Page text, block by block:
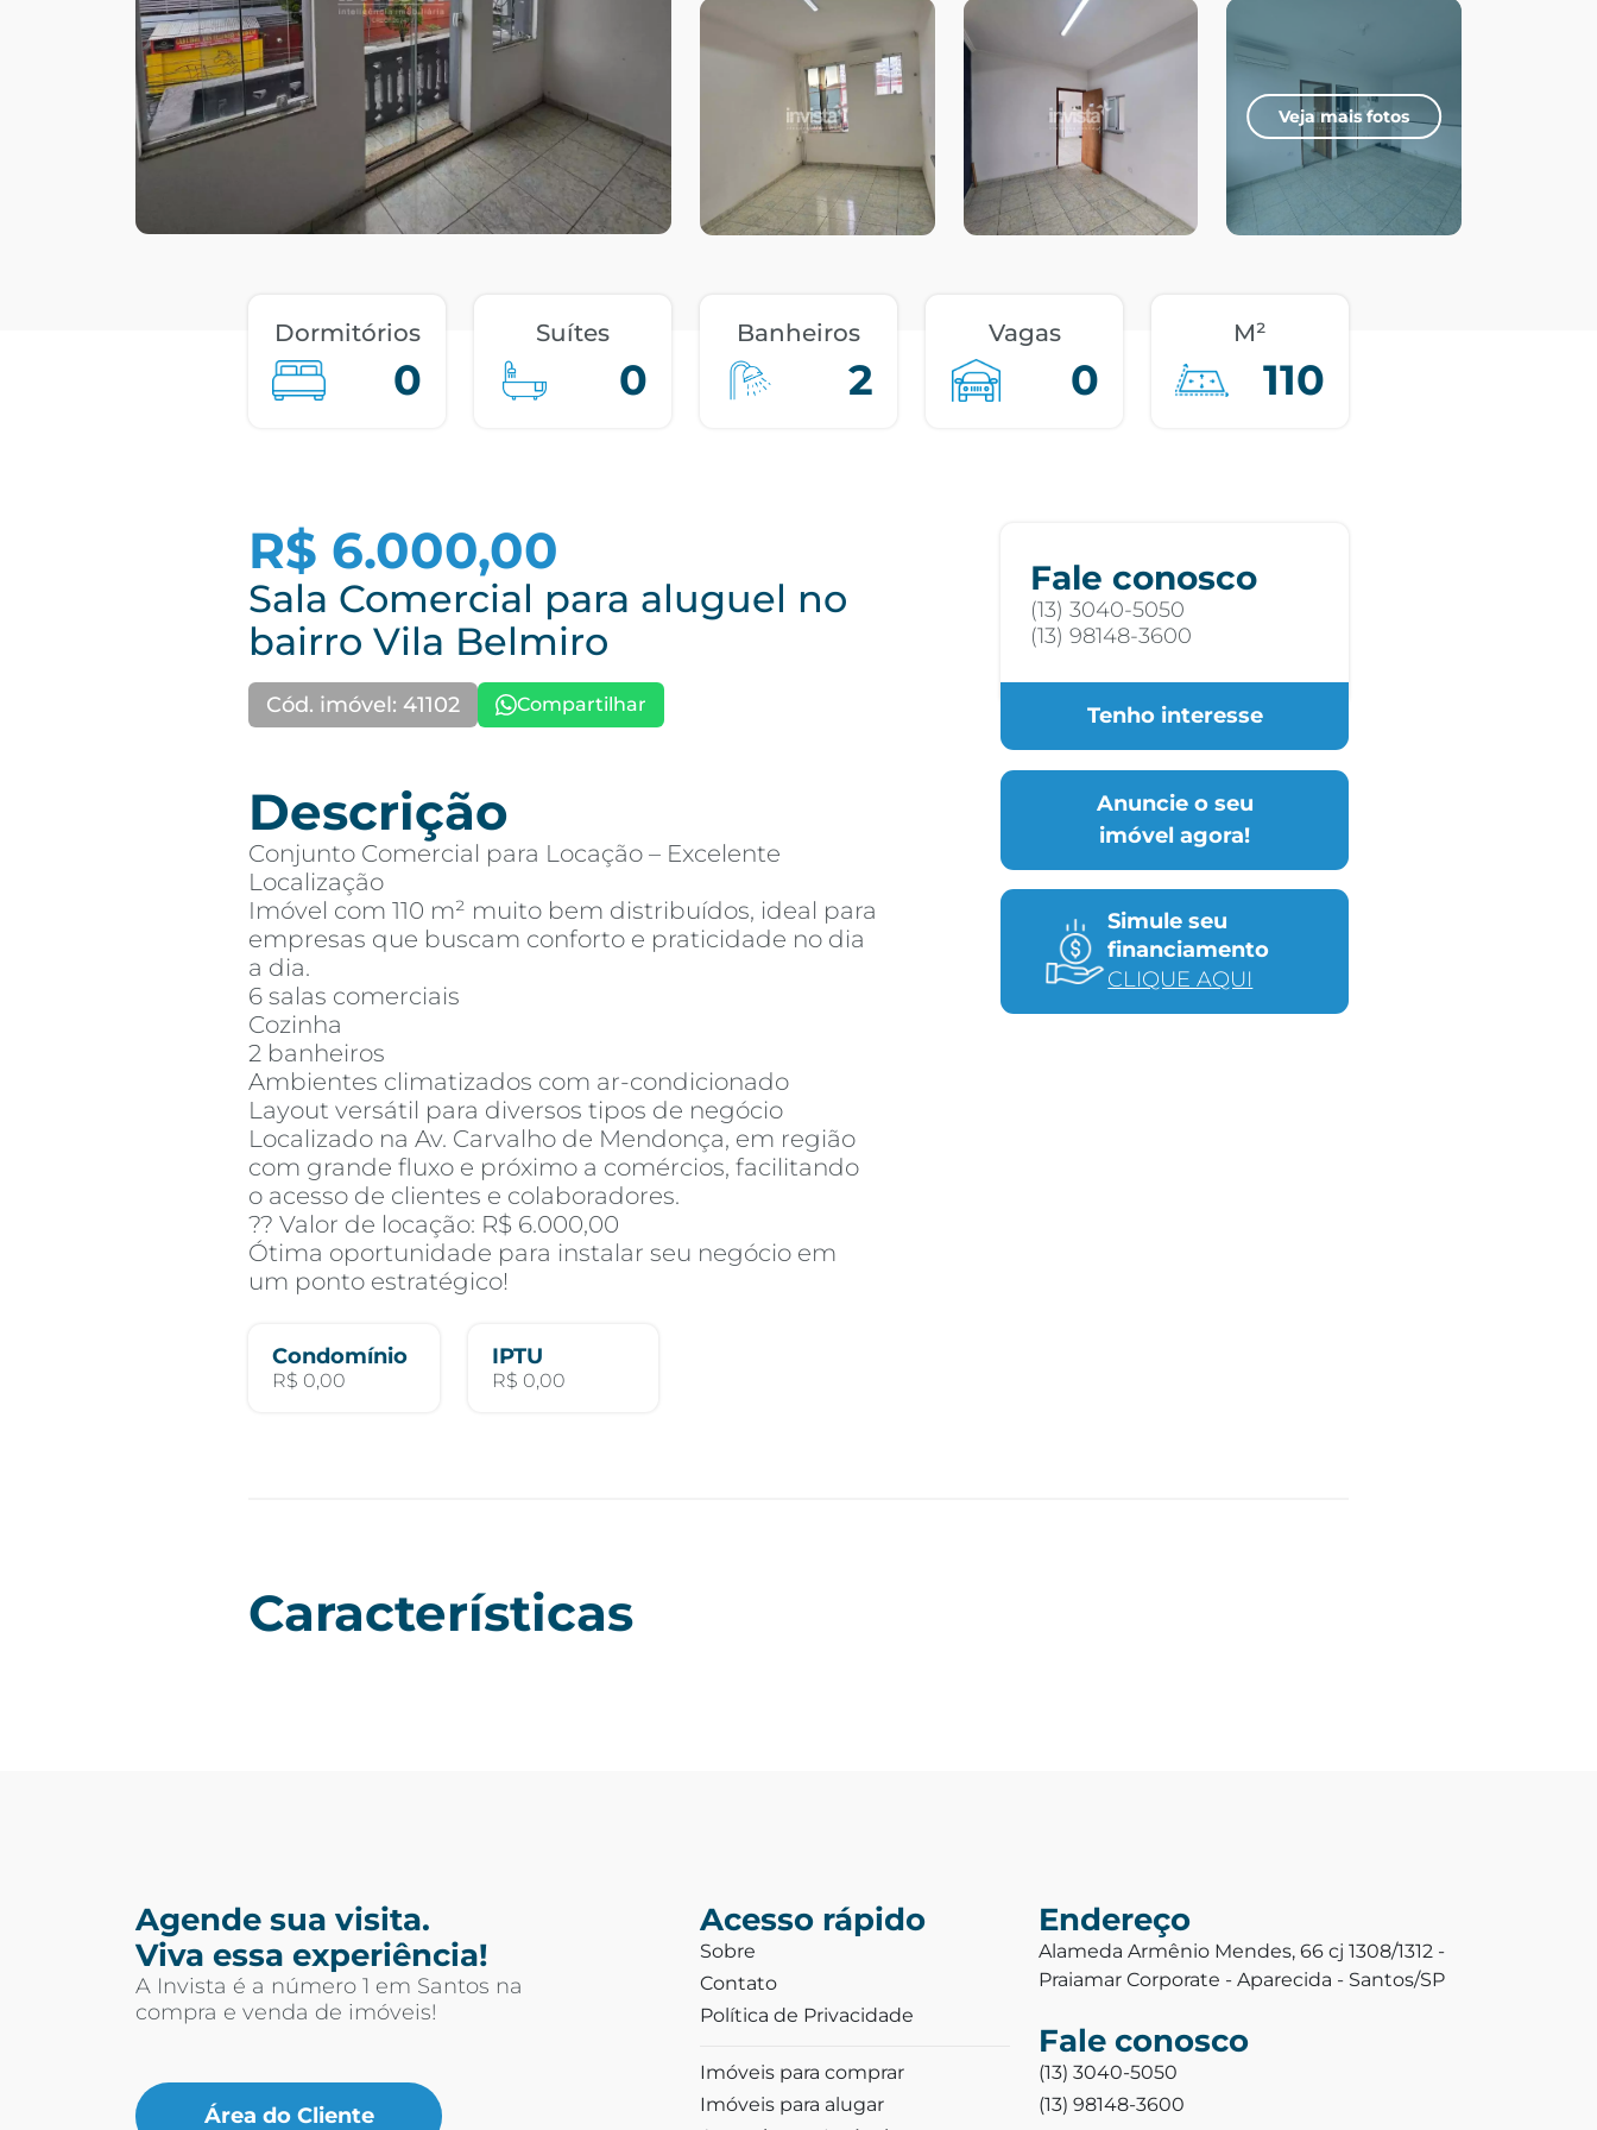
Veja mais fotos
Dormitórios
0
Suítes
0
Banheiros
2
Vagas
0
M²
110
R$ 6.000,00
Sala Comercial para aluguel no
bairro Vila Belmiro
Cód. imóvel: 41102 Compartilhar
Descrição
Conjunto Comercial para Locação – Excelente
Localização
Imóvel com 110 m² muito bem distribuídos, ideal para
empresas que buscam conforto e praticidade no dia
a dia.
6 salas comerciais
Cozinha
2 banheiros
Ambientes climatizados com ar-condicionado
Layout versátil para diversos tipos de negócio
Localizado na Av. Carvalho de Mendonça, em região
com grande fluxo e próximo a comércios, facilitando
o acesso de clientes e colaboradores.
?? Valor de locação: R$ 6.000,00
Ótima oportunidade para instalar seu negócio em
um ponto estratégico!
Condomínio
R$ 0,00
IPTU
R$ 0,00
Fale conosco
(13) 3040-5050
(13) 98148-3600
Tenho interesse
Anuncie o seu
imóvel agora!
Simule seu
financiamento
CLIQUE AQUI
Características
Agende sua visita.
Viva essa experiência!
A Invista é a número 1 em Santos na
compra e venda de imóveis!
Área do Cliente
Acesso rápido
Sobre
Contato
Política de Privacidade
Imóveis para comprar
Imóveis para alugar
Endereço
Alameda Armênio Mendes, 66 cj 1308/1312 -
Praiamar Corporate - Aparecida - Santos/SP
Fale conosco
(13) 3040-5050
(13) 98148-3600